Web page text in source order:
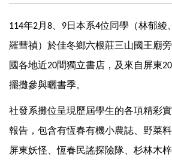
114年2月 8 9日本系4位同學（林郁綾
羅彗禎）於佳冬鄉六根莊三山國王廟
國各地近20間獨立書店，及來自屏東20
擺攤參與曬書季。
社發系攤位呈現歷屆學生的各項精彩
報告，包含有恆春有機小農誌、野菜
屏東妖怪、恆春民謠探險隊、杉林木